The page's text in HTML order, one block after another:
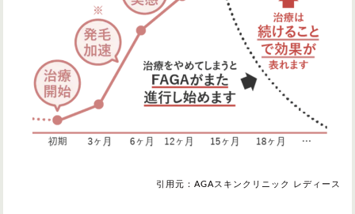
引用元：AGAスキンクリニック レディース